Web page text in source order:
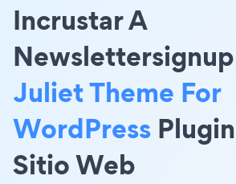
Incrustar A
Juliet Theme For
WordPress
Sitio Web